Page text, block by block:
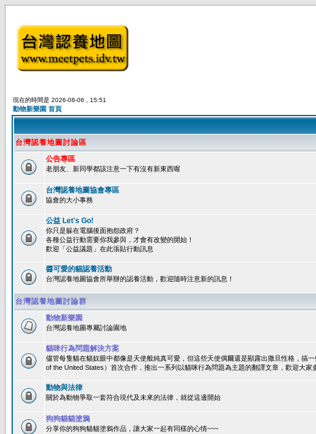
現在的時間是 2026-08-06 , 15:51
動物新樂園 首頁
台灣認養地圖討論區
公告專區
老朋友、新同學都該注意一下有沒有新東西喔
台灣認養地圖協會專區
協會的大小事務
公益 Let's Go!
你只是躲在電腦後面抱怨政府？
各種公益行動需要你我參與，才會有改變的開始！
歡迎「公益議題」在此張貼行動訊息
醬可愛的貓認養活動
台灣認養地圖協會所舉辦的認養活動，歡迎隨時注意新的訊息！
台灣認養地圖討論群
動物新樂園
台灣認養地圖專屬討論園地
貓咪行為問題解決方案
儘管每隻貓在貓奴眼中都像是天使般純真可愛，但這些天使偶爾還是顯露出撒旦性格，搞
of the United States）首次合作，推出一系列以貓咪行為問題為主題的翻譯文章，歡迎大家
動物與法律
關於為動物爭取一套符合現代及未來的法律，就從這邊開始
狗狗貓貓塗鴉
分享你的狗狗貓貓塗鴉作品，讓大家一起有同樣的心情~~~